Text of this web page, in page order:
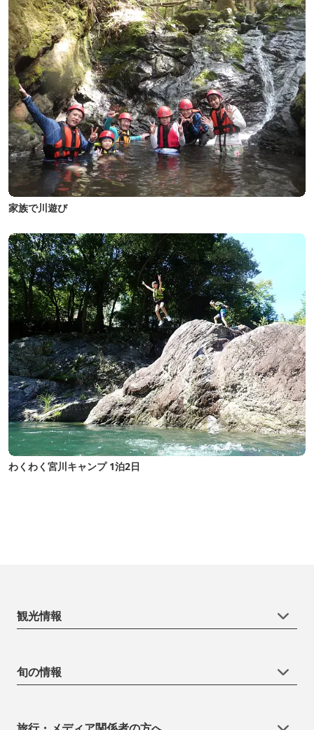
家族で川遊び
わくわく宮川キャンプ 1泊2日
観光情報
旬の情報